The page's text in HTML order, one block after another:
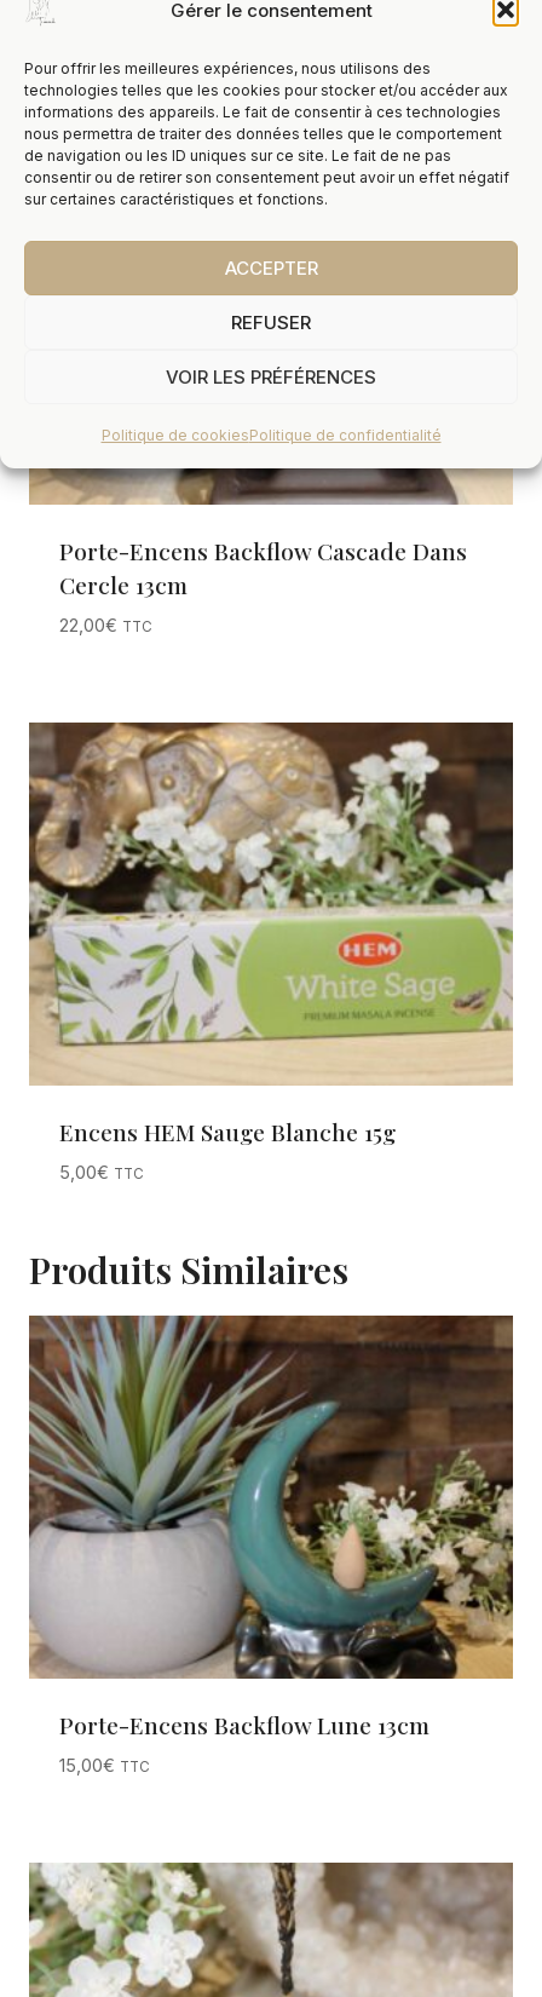
Gérer le consentement
Pour offrir les meilleures expériences, nous utilisons des
technologies telles que les cookies pour stocker et/ou accéder aux
informations des appareils. Le fait de consentir à ces technologies
nous permettra de traiter des données telles que le comportement
de navigation ou les ID uniques sur ce site. Le fait de ne pas
consentir ou de retirer son consentement peut avoir un effet négatif
sur certaines caractéristiques et fonctions.
ACCEPTER
REFUSER
VOIR LES PRÉFÉRENCES
Politique de cookiesPolitique de confidentialité
Porte-Encens Backflow Cascade Dans
Cercle 13cm
22,00€ TTC
Encens HEM Sauge Blanche 15g
5,00€ TTC
Produits Similaires
Porte-Encens Backflow Lune 13cm
15,00€ TTC